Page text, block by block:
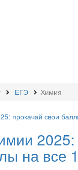
ЕГЭ Химия
2025:
на все